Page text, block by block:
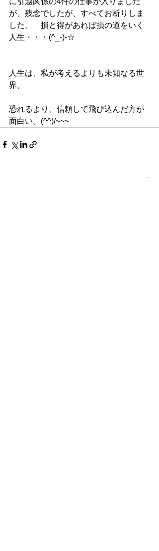
が、残念でしたが、すべてお断りしま
した。　損と得があれば損の道をいく
人生・・・(^_-)-☆
人生は、私が考えるよりも未知なる世
界。
恐れるより、信頼して飛び込んだ方が
面白い。(^^)/~~~